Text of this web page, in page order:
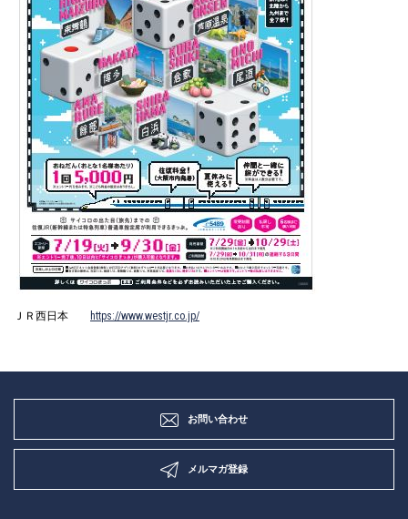
ＪＲ西日本 https://www.westjr.co.jp/
お問い合わせ
メルマガ登録